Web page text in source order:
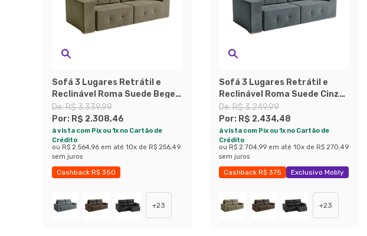
Sofá 3 Lugares Retrátil e
Reclinável Roma Suede Bege
180 cm
De:R$ 3.339,99
Por: R$ 2.308,46
à vista com Pix ou 1x no Cartão de
Crédito
ou R$ 2.564,96 em até 10x de R$ 256,49
sem juros
Cashback R$ 350
+23
Sofá 3 Lugares Retrátil e
Reclinável Roma Suede Cinza
180 cm
De:R$ 3.249,99
Por: R$ 2.434,48
à vista com Pix ou 1x no Cartão de
Crédito
ou R$ 2.704,99 em até 10x de R$ 270,49
sem juros
Cashback R$ 375
Exclusivo Mobly
+23